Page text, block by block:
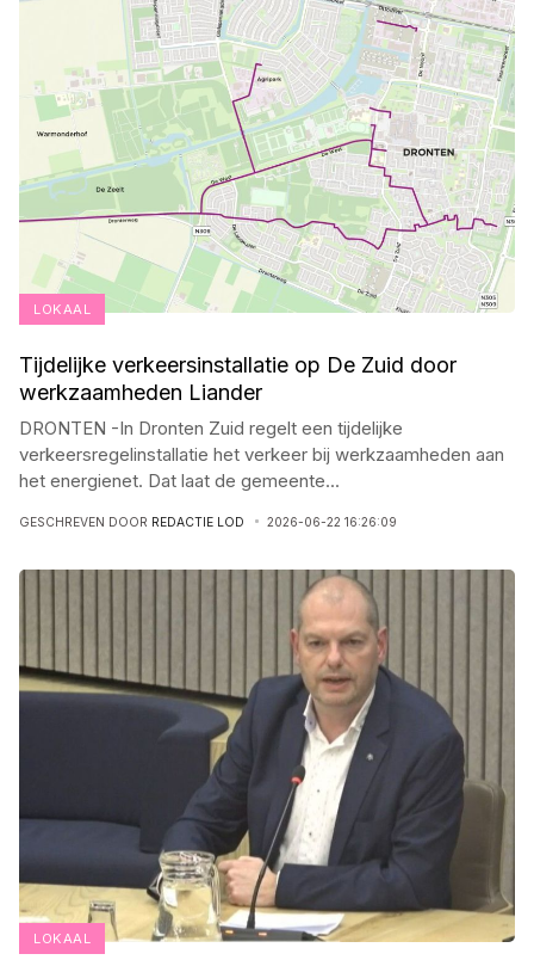
LOKAAL
Tijdelijke verkeersinstallatie op De Zuid door
werkzaamheden Liander
DRONTEN -In Dronten Zuid regelt een tijdelijke
verkeersregelinstallatie het verkeer bij werkzaamheden aan
het energienet. Dat laat de gemeente...
GESCHREVEN DOOR REDACTIE LOD 2026-06-22 16:26:09
LOKAAL